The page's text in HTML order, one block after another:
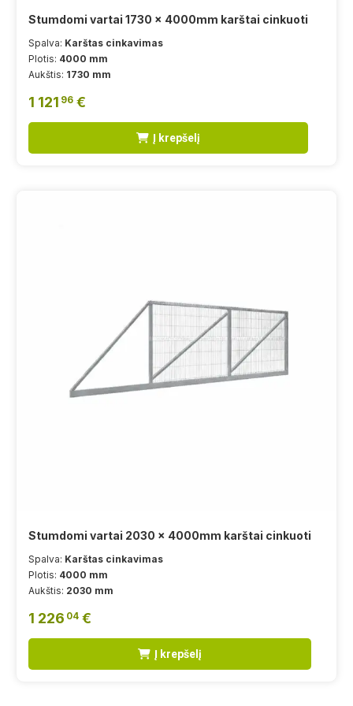
Stumdomi vartai 1730 x 4000mm karštai cinkuoti
Spalva: Karštas cinkavimas
Plotis: 4000 mm
Aukštis: 1730 mm
1 121 96 €
Į krepšelį
Stumdomi vartai 2030 x 4000mm karštai cinkuoti
Spalva: Karštas cinkavimas
Plotis: 4000 mm
Aukštis: 2030 mm
1 226 04 €
Į krepšelį